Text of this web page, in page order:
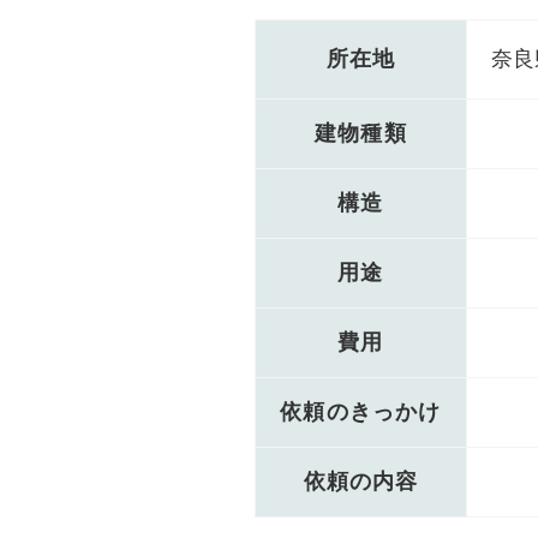
所在地 奈
建物種類
構造
用途
費用
依頼のきっかけ
依頼の内容